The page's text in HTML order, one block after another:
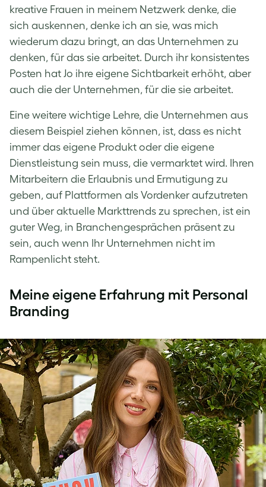
kreative Frauen in meinem Netzwerk denke, die
sich auskennen, denke ich an sie, was mich
wiederum dazu bringt, an das Unternehmen zu
denken, für das sie arbeitet. Durch ihr konsistentes
Posten hat Jo ihre eigene Sichtbarkeit erhöht, aber
auch die der Unternehmen, für die sie arbeitet.
Eine weitere wichtige Lehre, die Unternehmen aus
diesem Beispiel ziehen können, ist, dass es nicht
immer das eigene Produkt oder die eigene
Dienstleistung sein muss, die vermarktet wird. Ihren
Mitarbeitern die Erlaubnis und Ermutigung zu
geben, auf Plattformen als Vordenker aufzutreten
und über aktuelle Markttrends zu sprechen, ist ein
guter Weg, in Branchengesprächen präsent zu
sein, auch wenn Ihr Unternehmen nicht im
Rampenlicht steht.
Meine eigene Erfahrung mit Personal
Branding